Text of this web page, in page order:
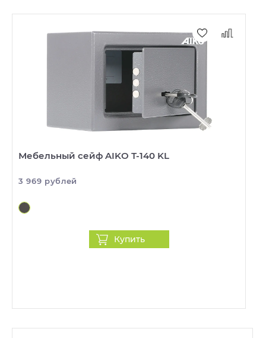
Мебельный сейф AIKO Т-140 KL
3 969 рублей
Купить